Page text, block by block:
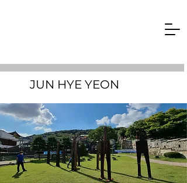
JUN HYE YEON